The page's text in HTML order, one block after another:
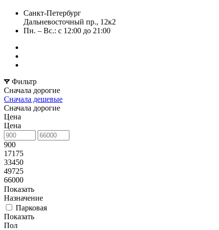
Санкт-Петербург
Дальневосточный пр., 12к2
Пн. – Вс.: с 12:00 до 21:00
Фильтр
Сначала дорогие
Сначала дешевые
Сначала дорогие
Цена
Цена
900
17175
33450
49725
66000
Показать
Назначение
Парковая
Показать
Пол